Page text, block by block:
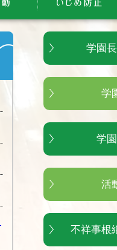
学園
学
学
活
不祥事根